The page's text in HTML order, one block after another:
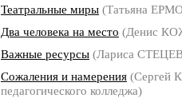
Театральные миры (Татьяна
Два человека на место (Денис
Важные ресурсы (Лариса
Сожаления и намерения (Сергей
педагогического колледжа)